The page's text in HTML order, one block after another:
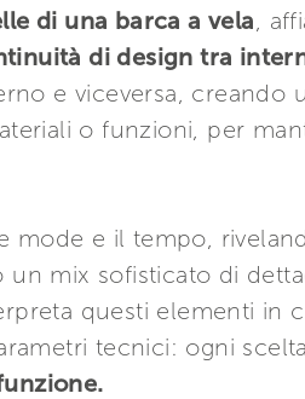
di una barca a vela ,
di design tra
e viceversa,
o funzioni, per
mode e il tempo,
mix sofisticato di
questi elementi in
tecnici: ogni